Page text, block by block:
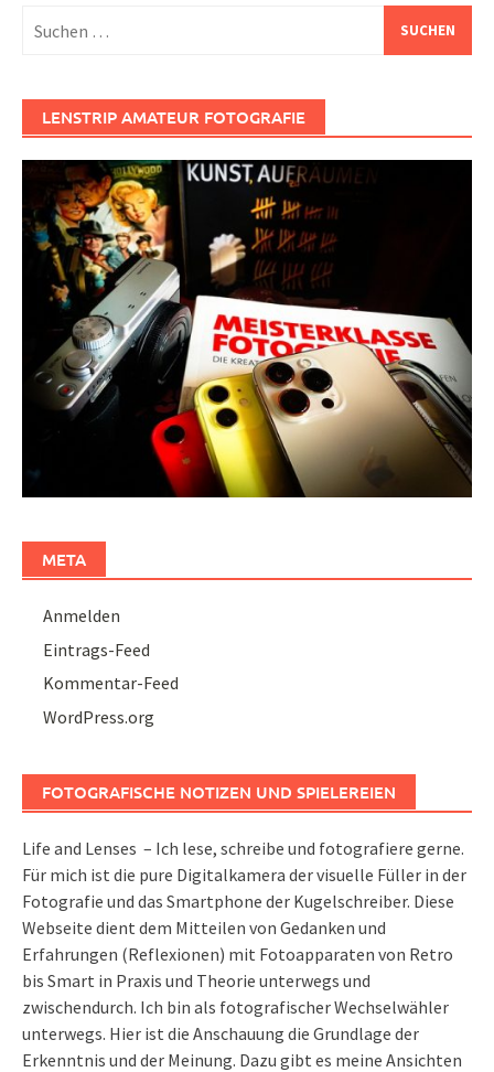
nach:
LENSTRIP AMATEUR FOTOGRAFIE
META
Anmelden
Eintrags-Feed
Kommentar-Feed
WordPress.org
FOTOGRAFISCHE NOTIZEN UND SPIELEREIEN
Life and Lenses – Ich lese, schreibe und fotografiere gerne.
Für mich ist die pure Digitalkamera der visuelle Füller in der
Fotografie und das Smartphone der Kugelschreiber. Diese
Webseite dient dem Mitteilen von Gedanken und
Erfahrungen (Reflexionen) mit Fotoapparaten von Retro
bis Smart in Praxis und Theorie unterwegs und
zwischendurch. Ich bin als fotografischer Wechselwähler
unterwegs. Hier ist die Anschauung die Grundlage der
Erkenntnis und der Meinung. Dazu gibt es meine Ansichten